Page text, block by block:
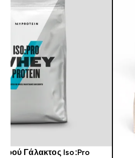
Γάλακτος Iso:Pro